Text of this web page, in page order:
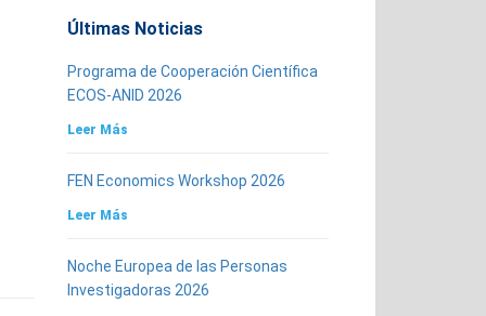
Últimas Noticias
Programa de Cooperación Científica
ECOS-ANID 2026
Leer Más
FEN Economics Workshop 2026
Leer Más
Noche Europea de las Personas
Investigadoras 2026